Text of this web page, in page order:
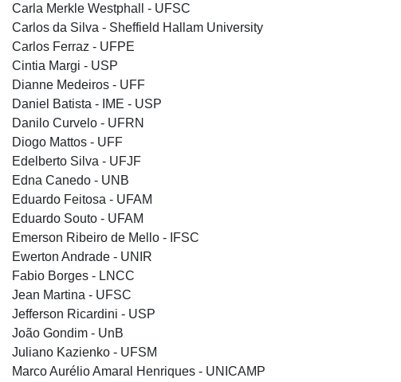
Carla Merkle Westphall - UFSC
Carlos da Silva - Sheffield Hallam University
Carlos Ferraz - UFPE
Cintia Margi - USP
Dianne Medeiros - UFF
Daniel Batista - IME - USP
Danilo Curvelo - UFRN
Diogo Mattos - UFF
Edelberto Silva - UFJF
Edna Canedo - UNB
Eduardo Feitosa - UFAM
Eduardo Souto - UFAM
Emerson Ribeiro de Mello - IFSC
Ewerton Andrade - UNIR
Fabio Borges - LNCC
Jean Martina - UFSC
Jefferson Ricardini - USP
João Gondim - UnB
Juliano Kazienko - UFSM
Marco Aurélio Amaral Henriques - UNICAMP